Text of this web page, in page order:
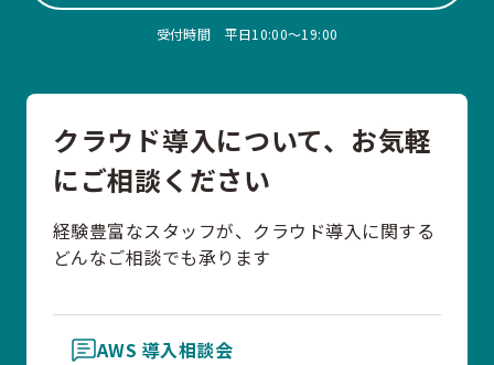
受付時間 平日10:00〜19:00
クラウド導入について、お気軽
にご相談ください
経験豊富なスタッフが、クラウド導入に関する
どんなご相談でも承ります
AWS 導入相談会